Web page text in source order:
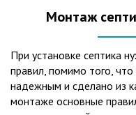
вод – самый
оборудования вода
нужд и полива огорода, а
стать эффективным
тратить средства на
Монтаж
При установке септика
правил, помимо того,
надежным и сделано из
монтаже основные